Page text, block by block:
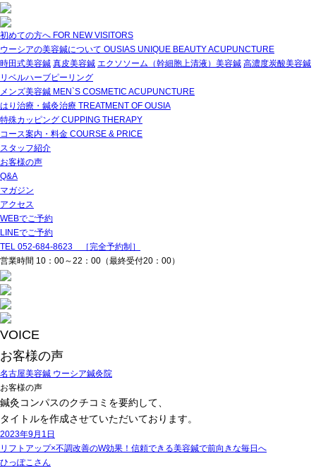
初めての方へ FOR NEW VISITORS
ウーシアの美容鍼について OUSIAS UNIQUE BEAUTY ACUPUNCTURE
時田式美容鍼 真皮美容鍼 エクソソーム（幹細胞上清液）美容鍼 高濃度炭酸美容鍼
リベルハーブピーリング
メンズ美容鍼 MEN`S COSMETIC ACUPUNCTURE
はり治療・鍼灸治療 TREATMENT OF OUSIA
特殊カッピング CUPPING THERAPY
コース案内・料金 COURSE & PRICE
スタッフ紹介
お客様の声
Q&A
マガジン
アクセス
WEBでご予約
LINEでご予約
TEL 052-684-8623 ［完全予約制］
営業時間 10：00～22：00（最終受付20：00）
VOICE
お客様の声
名古屋美容鍼 ウーシア鍼灸院
お客様の声
鍼灸コンパスのクチコミを要約して、
タイトルを作成させていただいております。
2023年9月1日
リフトアップ×不調改善のW効果！信頼できる美容鍼で前向きな毎日へ
ひっぽこ さん